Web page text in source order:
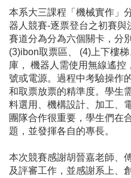
本系大三課程「機械實作」
器人競賽-逐票登台之初賽
賽道分為分為六個關卡，分
(3)ibon取票區、 (4)上下樓
庫， 機器人需使用無線遙
號或電源。過程中考驗操作
和取票放票的精準度。學生
料選用、機構設計、加工、
團隊合作很重要，學生們在
題，並發揮各自的專長。
本次競賽感謝胡晉嘉老師、
及評審工作，並感謝系上、